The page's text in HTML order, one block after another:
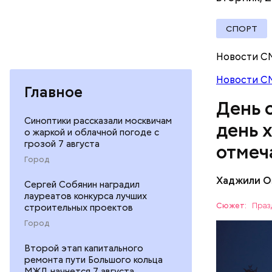
Главное
Синоптики рассказали москвичам
о жаркой и облачной погоде с
грозой 7 августа
Город
Сергей Собянин наградил
лауреатов конкурса лучших
строительных проектов
Город
Второй этап капитального
ремонта пути Большого кольца
СПОРТ
Новости
Новости
День
день
Хаджили
Сюжет:
День
любители
ЕДА
—
Копылов.